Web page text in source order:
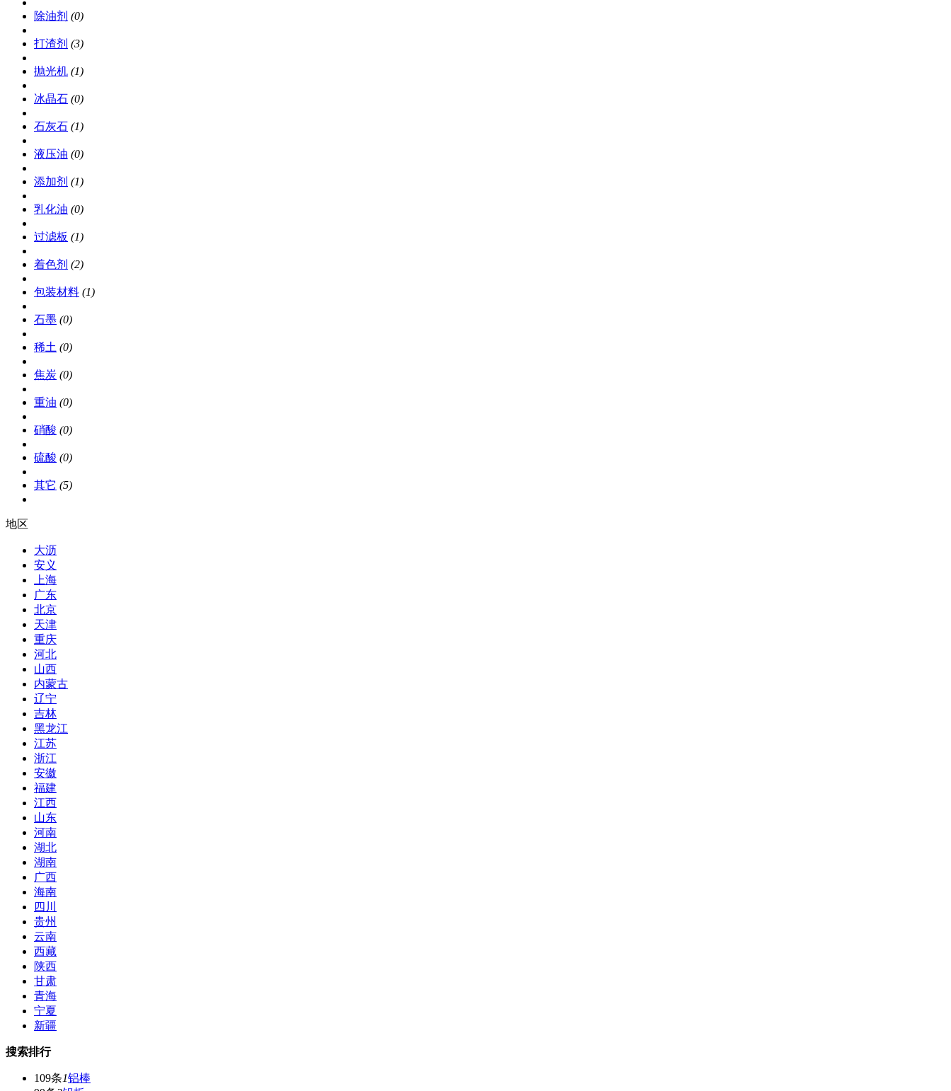
除油剂 (0)
打渣剂 (3)
抛光机 (1)
冰晶石 (0)
石灰石 (1)
液压油 (0)
添加剂 (1)
乳化油 (0)
过滤板 (1)
着色剂 (2)
包装材料 (1)
石墨 (0)
稀土 (0)
焦炭 (0)
重油 (0)
硝酸 (0)
硫酸 (0)
其它 (5)
地区
大沥
安义
上海
广东
北京
天津
重庆
河北
山西
内蒙古
辽宁
吉林
黑龙江
江苏
浙江
安徽
福建
江西
山东
河南
湖北
湖南
广西
海南
四川
贵州
云南
西藏
陕西
甘肃
青海
宁夏
新疆
搜索排行
109条1铝棒